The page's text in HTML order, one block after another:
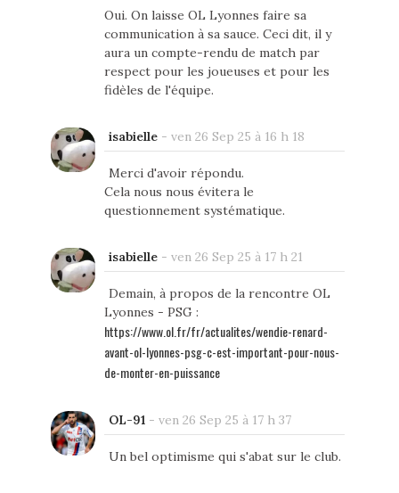
Oui. On laisse OL Lyonnes faire sa
communication à sa sauce. Ceci dit, il y
aura un compte-rendu de match par
respect pour les joueuses et pour les
fidèles de l'équipe.
isabielle- ven 26 Sep 25 à 16 h 18
Merci d'avoir répondu.
Cela nous nous évitera le
questionnement systématique.
isabielle- ven 26 Sep 25 à 17 h 21
Demain, à propos de la rencontre OL
Lyonnes - PSG :
https://www.ol.fr/fr/actualites/wendie-renard-
avant-ol-lyonnes-psg-c-est-important-pour-nous-
de-monter-en-puissance
OL-91 - ven 26 Sep 25 à 17 h 37
Un bel optimisme qui s'abat sur le club.